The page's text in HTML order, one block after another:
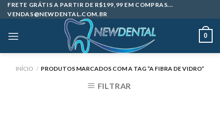
Skip
to
FRETE GRÁTIS A PARTIR DE R$199,99 EM COMPRAS...
VENDAS@NEWDENTAL.COM.BR
0
INÍCIO / PRODUTOS MARCADOS COM A TAG “A FIBRA DE VIDRO”
FILTRAR